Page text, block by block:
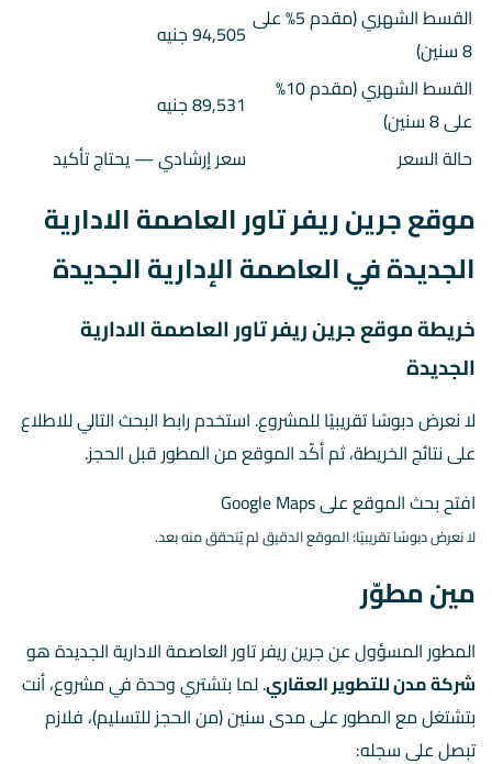
القسط الشهري (مقدم 5% على
8 سنين)
94,505 جنيه
القسط الشهري (مقدم 10%
على 8 سنين)
89,531 جنيه
حالة السعر
سعر إرشادي — يحتاج تأكيد
موقع جرين ريفر تاور العاصمة الادارية
الجديدة في العاصمة الإدارية الجديدة
خريطة موقع جرين ريفر تاور العاصمة الادارية
الجديدة
لا نعرض دبوسًا تقريبيًا للمشروع. استخدم رابط البحث التالي للاطلاع
على نتائج الخريطة، ثم أكّد الموقع من المطور قبل الحجز.
افتح بحث الموقع على Google Maps
لا نعرض دبوسًا تقريبيًا؛ الموقع الدقيق لم يُتحقق منه بعد.
مين مطوّر
المطور المسؤول عن جرين ريفر تاور العاصمة الادارية الجديدة هو
شركة مدن للتطوير العقاري. لما بتشتري وحدة في مشروع، أنت
بتشتغل مع المطور على مدى سنين (من الحجز للتسليم)، فلازم
تبصل على سجله: